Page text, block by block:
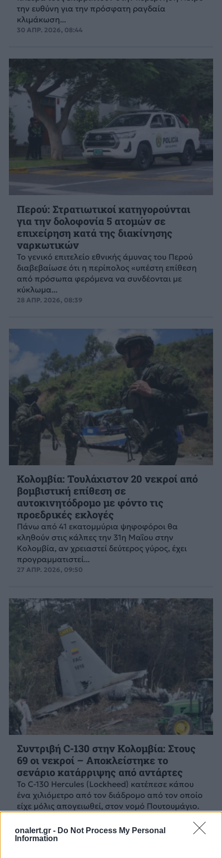
onalert.gr - Do Not Process My Personal
Information
την ευθύνη για την πρόσφατη ραγδαία
κλιμάκωση...
30 ΑΠΡ. 2026, 08:44
Περού: Στρατιωτικοί κατηγορούνται
για την δολοφονία 5 ατομών σε
επιχείρηση κατά της διακίνησης
ναρκωτικών
Το γενικό επιτελείο εθνικής άμυνας του Περού
διαβεβαίωσε ότι η περίπολος «υπέστη επίθεση
από πρόσωπα φερόμενα να συνδέονται με
κύκλωμα...
28 ΑΠΡ. 2026, 08:39
Κολομβία: Τουλάχιστον 20 νεκροί από
βομβιστική επίθεση σε
αυτοκινητόδρομο με φόντο τις
προεδρικές εκλογές
Πάνω από 41 εκατομμύρια ψηφοφόροι θα
κληθούν στις κάλπες την 31η Μαΐου στην
Κολομβία, αν χρειαστεί δεύτερος γύρος, έχει
προγραμματιστεί...
27 ΑΠΡ. 2026, 09:50
Συντριβή C-130 στην Κολομβία: Στους
69 οι νεκροί – Αποκλείστηκε το
σενάριο κατάρριψης από αντάρτες
Το C-130 Hercules (Lockheed) κατέπεσε κάπου
ένα χιλιόμετρο από τον διάδρομο από τον οποίο
είχε μόλις απογειωθεί, στον νομό Πουτουμάγιο.